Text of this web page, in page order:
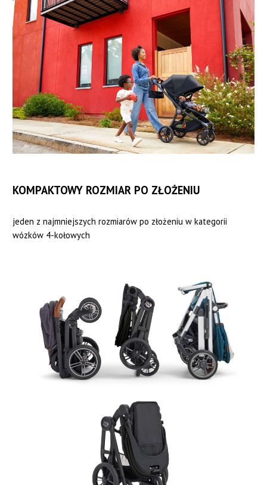
KOMPAKTOWY ROZMIAR PO ZŁOŻENIU
jeden z najmniejszych rozmiarów po złożeniu w kategorii
wózków 4-kołowych